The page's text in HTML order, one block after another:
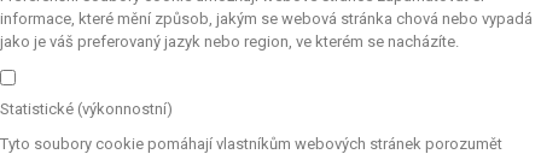
informace, které mění způsob, jakým se webová stránka chová nebo vypadá
jako je váš preferovaný jazyk nebo region, ve kterém se nacházíte.
Statistické (výkonnostní)
Tyto soubory cookie pomáhají vlastníkům webových stránek porozumět